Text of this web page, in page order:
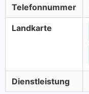
Telefonnummer
Landkarte
Dienstleistung